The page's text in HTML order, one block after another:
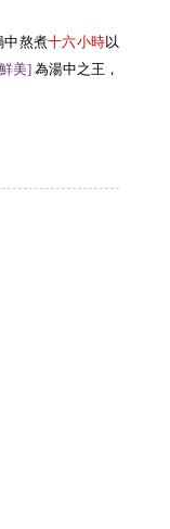
中熬煮十六小時以
美]為湯中之王，